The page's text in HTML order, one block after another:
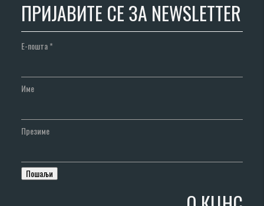
ПРИЈАВИТЕ СЕ ЗА NEWSLETTER
Е-пошта*
Име
Презиме